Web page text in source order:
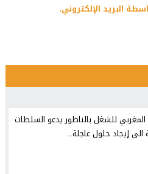
البريد الإلكتروني.
المغربي للشغل بالناظور يدعو السلطات
الى إيجاد حلول عاجلة...